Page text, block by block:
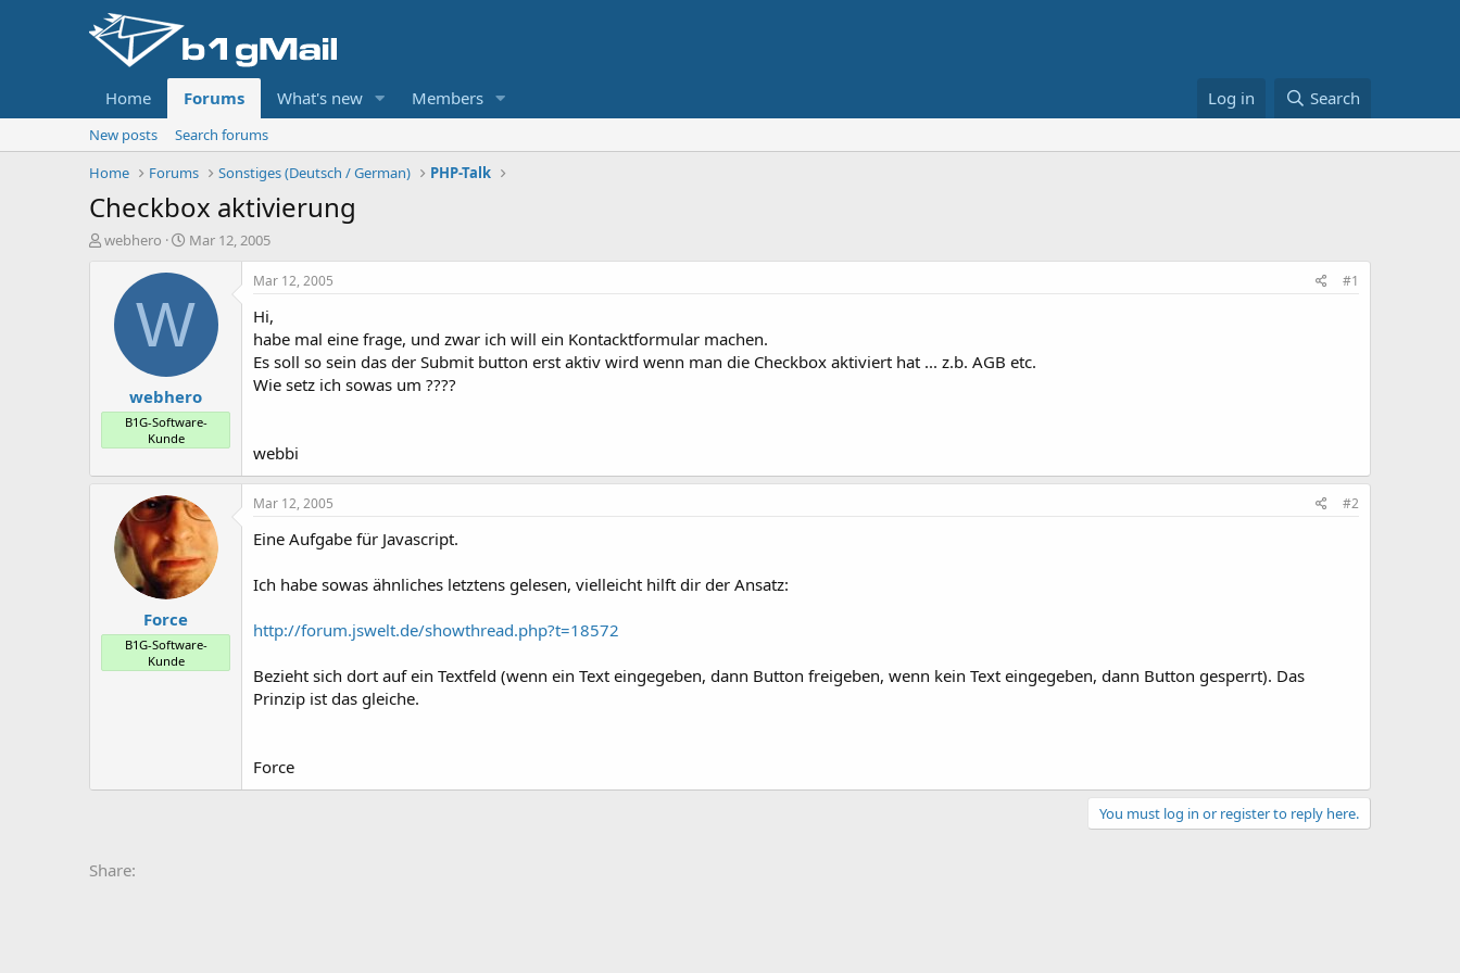
Home Forums What's new Members Log in Search
New posts
Search forums
Home
Forums Sonstiges (Deutsch / German) PHP-Talk
Checkbox aktivierung
T
r
e
r
webhero
S
a
t
t
e
Mar 12, 2005
W
webhero
B1G-Software-
Kunde
Mar 12, 2005 #1
Hi,
habe mal eine frage, und zwar ich will ein Kontacktformular machen.
Es soll so sein das der Submit button erst aktiv wird wenn man die Checkbox aktiviert hat ... z.b. AGB etc.
Wie setz ich sowas um ????
webbi
Force
B1G-Software-
Kunde
Mar 12, 2005 #2
Eine Aufgabe für Javascript.
Ich habe sowas ähnliches letztens gelesen, vielleicht hilft dir der Ansatz:
http://forum.jswelt.de/showthread.php?t=18572
Bezieht sich dort auf ein Textfeld (wenn ein Text eingegeben, dann Button freigeben, wenn kein Text eingegeben, dann Button gesperrt). Das
Prinzip ist das gleiche.
Force
You must log in or register to reply here.
Share: